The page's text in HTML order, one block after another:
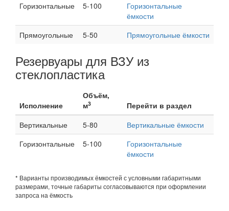
Горизонтальные
5-100
Горизонтальные
ёмкости
Прямоугольные
5-50 Прямоугольные ёмкости
Резервуары для ВЗУ из
стеклопластика
Исполнение
Объём,
м3
Перейти в раздел
Вертикальные
5-80
Вертикальные ёмкости
Горизонтальные
5-100
Горизонтальные
ёмкости
* Варианты производимых ёмкостей с условными габаритными
размерами, точные габариты согласовываются при оформлении
запроса на ёмкость